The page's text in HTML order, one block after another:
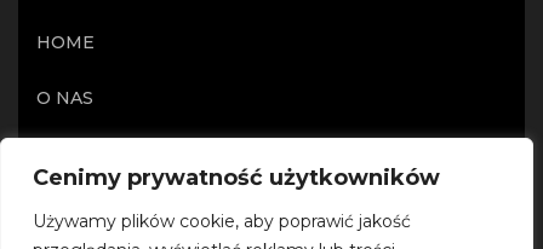
Cenimy prywatność użytkowników
Używamy plików cookie, aby poprawić jakość
HOME
O NAS
PROJEKTY I REALIZACJE